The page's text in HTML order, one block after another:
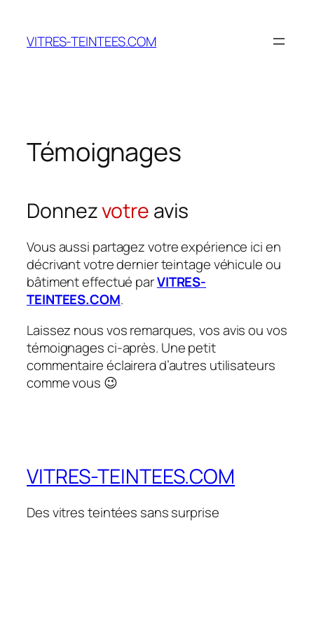
contenu
VITRES-TEINTEES.COM
Témoignages
Donnezvotre avis
Vous aussi partagez votre expérience ici en
décrivant votre dernier teintage véhicule ou
bâtiment effectué parVITRES-
TEINTEES.COM.
Laissez nous vos remarques, vos avis ou vos
témoignages ci-après. Une petit
commentaire éclairera d’autres utilisateurs
comme vous 😉
VITRES-TEINTEES.COM
Des vitres teintées sans surprise